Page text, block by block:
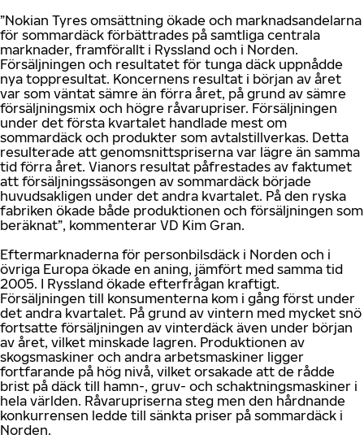
”Nokian Tyres omsättning ökade och marknadsandelarna
för sommardäck förbättrades på samtliga centrala
marknader, framförallt i Ryssland och i Norden.
Försäljningen och resultatet för tunga däck uppnådde
nya toppresultat. Koncernens resultat i början av året
var som väntat sämre än förra året, på grund av sämre
försäljningsmix och högre råvarupriser. Försäljningen
under det första kvartalet handlade mest om
sommardäck och produkter som avtalstillverkas. Detta
resulterade att genomsnittspriserna var lägre än samma
tid förra året. Vianors resultat påfrestades av faktumet
att försäljningssäsongen av sommardäck började
huvudsakligen under det andra kvartalet. På den ryska
fabriken ökade både produktionen och försäljningen som
beräknat”, kommenterar VD Kim Gran.
Eftermarknaderna för personbilsdäck i Norden och i
övriga Europa ökade en aning, jämfört med samma tid
2005. I Ryssland ökade efterfrågan kraftigt.
Försäljningen till konsumenterna kom i gång först under
det andra kvartalet. På grund av vintern med mycket snö
fortsatte försäljningen av vinterdäck även under början
av året, vilket minskade lagren. Produktionen av
skogsmaskiner och andra arbetsmaskiner ligger
fortfarande på hög nivå, vilket orsakade att de rådde
brist på däck till hamn-, gruv- och schaktningsmaskiner i
hela världen. Råvarupriserna steg men den hårdnande
konkurrensen ledde till sänkta priser på sommardäck i
Norden.